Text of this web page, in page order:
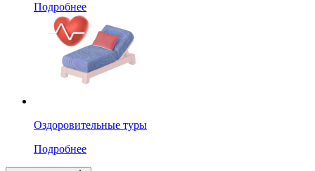
Подробнее
Оздоровительные туры
Подробнее